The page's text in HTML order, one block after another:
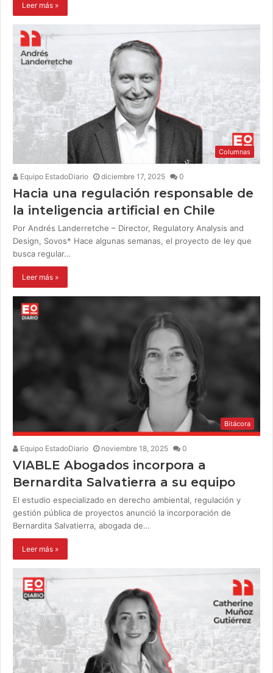
Leer más »
Columnas
Equipo EstadoDiario diciembre 17, 2025 0
Hacia una regulación responsable de
la inteligencia artificial en Chile
Por Andrés Landerretche – Director, Regulatory Analysis and
Design, Sovos* Hace algunas semanas, el proyecto de ley que
busca regular…
Leer más »
Bitácora
Equipo EstadoDiario noviembre 18, 2025 0
VIABLE Abogados incorpora a
Bernardita Salvatierra a su equipo
El estudio especializado en derecho ambiental, regulación y
gestión pública de proyectos anunció la incorporación de
Bernardita Salvatierra, abogada de…
Leer más »